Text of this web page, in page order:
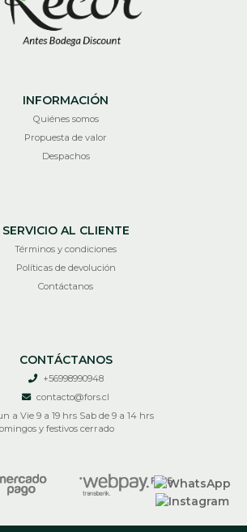
INFORMACIÓN
Quiénes somos
Propuesta de valor
Despachos
SERVICIO AL CLIENTE
Términos y condiciones
Políticas de devolución
Contáctanos
CONTÁCTANOS
+56998990948
contacto@fors.cl
a Vie 9 a 19 hrs Sab de 9 a 14 hrs
y festivos cerrado